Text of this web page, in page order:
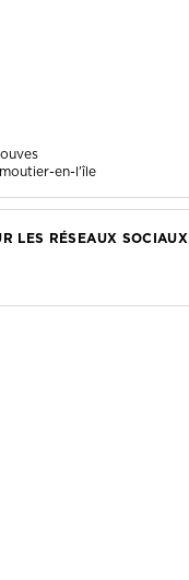
en-l'île
LES RÉSEAUX SOCIAUX